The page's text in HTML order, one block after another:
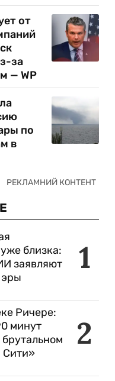
от
за
— WP
по
в
1
близка:
заявляют
эры
2
Ричере:
минут
Сити»